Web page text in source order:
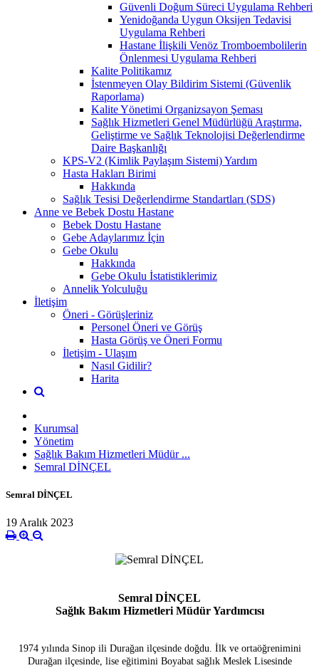
Güvenli Doğum Süreci Uygulama Rehberi
Yenidoğanda Uygun Oksijen Tedavisi
Uygulama Rehberi
Hastane İlişkili Venöz Tromboembolilerin
Önlenmesi Uygulama Rehberi
Kalite Politikamız
İstenmeyen Olay Bildirim Sistemi (Güvenlik
Raporlama)
Kalite Yönetimi Organizsayon Şeması
Sağlık Hizmetleri Genel Müdürlüğü Araştırma,
Geliştirme ve Sağlık Teknolojisi Değerlendirme
Daire Başkanlığı
KPS-V2 (Kimlik Paylaşım Sistemi) Yardım
Hasta Hakları Birimi
Hakkında
Sağlık Tesisi Değerlendirme Standartları (SDS)
Anne ve Bebek Dostu Hastane
Bebek Dostu Hastane
Gebe Adaylarımız İçin
Gebe Okulu
Hakkında
Gebe Okulu İstatistiklerimiz
Annelik Yolculuğu
İletişim
Öneri - Görüşleriniz
Personel Öneri ve Görüş
Hasta Görüş ve Öneri Formu
İletişim - Ulaşım
Nasıl Gidilir?
Harita
Kurumsal
Yönetim
Sağlık Bakım Hizmetleri Müdür ...
Semral DİNÇEL
Semral DİNÇEL
19 Aralık 2023
Semral DİNÇEL
Sağlık Bakım Hizmetleri Müdür Yardımcısı
1974 yılında Sinop ili Durağan ilçesinde doğdu. İlk ve ortaöğrenimini
Durağan ilçesinde, lise eğitimini Boyabat sağlık Meslek Lisesinde